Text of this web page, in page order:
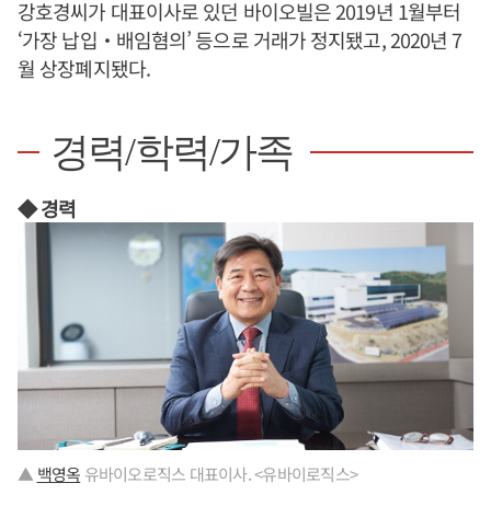
강호경씨가 대표이사로 있던 바이오빌은 2019년 1월부터
‘가장 납입‧배임혐의’ 등으로 거래가 정지됐고, 2020년 7
월 상장폐지됐다.
경력/학력/가족
◆ 경력
▲백영옥 유바이오로직스 대표이사. <유바이로직스>